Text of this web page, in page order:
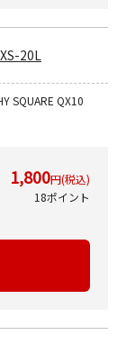
20L
SQUARE QX10
1,800円(税込)
18ポイント